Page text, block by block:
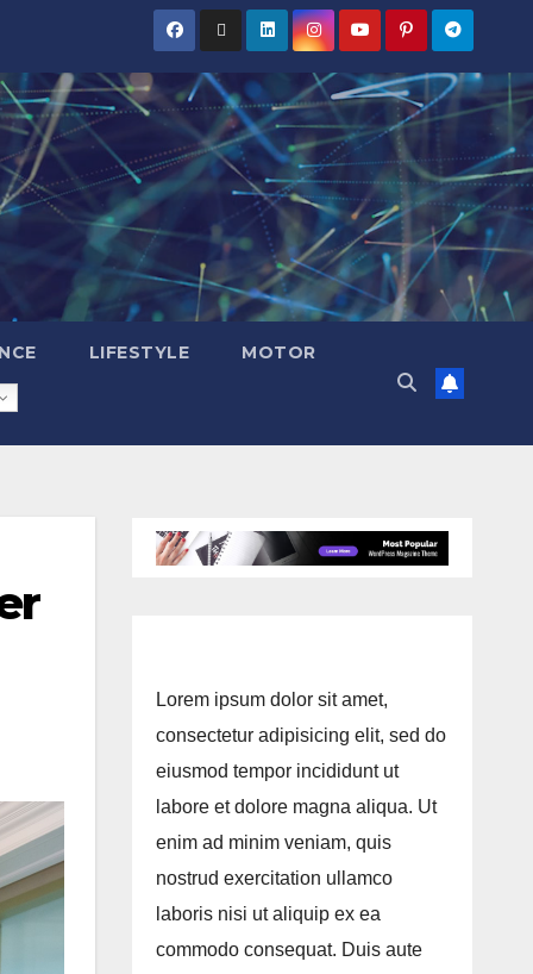
LIFESTYLE MOTOR
Lorem ipsum dolor sit amet,
consectetur adipisicing elit, sed do
eiusmod tempor incididunt ut
labore et dolore magna aliqua. Ut
enim ad minim veniam, quis
nostrud exercitation ullamco
laboris nisi ut aliquip ex ea
commodo consequat. Duis aute